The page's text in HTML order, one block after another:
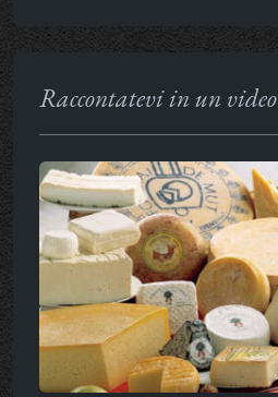
Raccontatevi in un video